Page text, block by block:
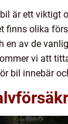
är ett viktigt
finns olika
en av de
vi att
bil innebär